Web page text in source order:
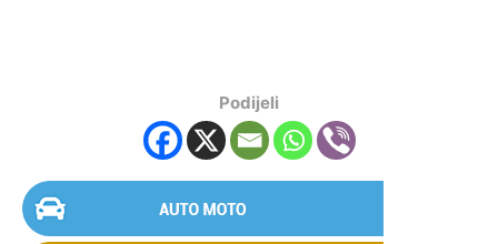
Podijeli